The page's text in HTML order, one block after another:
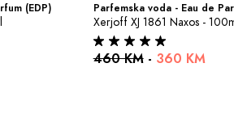
(EDP) Parfemska voda - Eau de
Xerjoff XJ 1861 Naxos -
460 KM- 360 KM